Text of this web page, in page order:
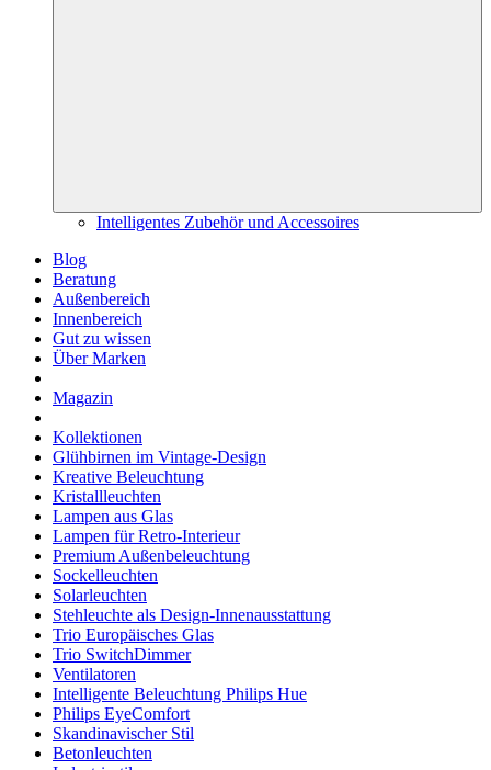
Intelligentes Zubehör und Accessoires
Blog
Beratung
Außenbereich
Innenbereich
Gut zu wissen
Über Marken
Magazin
Kollektionen
Glühbirnen im Vintage-Design
Kreative Beleuchtung
Kristallleuchten
Lampen aus Glas
Lampen für Retro-Interieur
Premium Außenbeleuchtung
Sockelleuchten
Solarleuchten
Stehleuchte als Design-Innenausstattung
Trio Europäisches Glas
Trio SwitchDimmer
Ventilatoren
Intelligente Beleuchtung Philips Hue
Philips EyeComfort
Skandinavischer Stil
Betonleuchten